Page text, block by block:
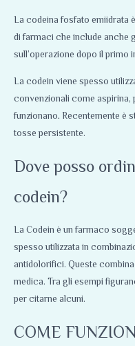
La codeina fosfato emiidrata
di farmaci che include anche
sull’operazione dopo il primo
La codein viene spesso
convenzionali come aspirina,
funzionano. Recentemente è
tosse persistente.
Dove posso
codein?
La Codein è un farmaco
spesso utilizzata in
antidolorifici. Queste
medica. Tra gli esempi
per citarne alcuni.
COME